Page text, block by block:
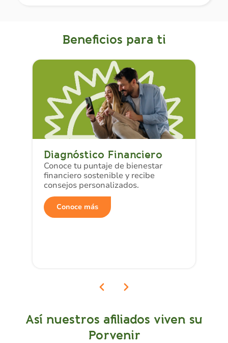
Beneficios para ti
Diagnóstico Financiero
Conoce tu puntaje de bienestar
financiero sostenible y recibe
consejos personalizados.
Conoce más
Así nuestros afiliados viven su
Porvenir